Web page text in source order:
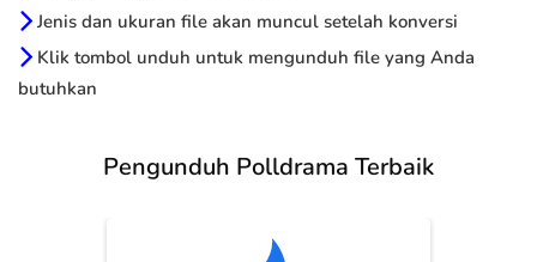
Jenis dan ukuran file akan muncul setelah konversi
Klik tombol unduh untuk mengunduh file yang Anda
butuhkan
Pengunduh Polldrama Terbaik